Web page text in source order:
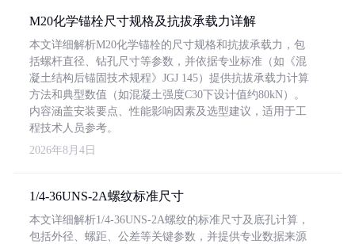
M20化学锚栓尺寸规格及抗拔承载力详解
本文详细解析M20化学锚栓的尺寸规格和抗拔承载力，包
括螺杆直径、钻孔尺寸等参数，并依据专业标准（如《混
凝土结构后锚固技术规程》JGJ 145）提供抗拔承载力计算
方法和典型数值（如混凝土强度C30下设计值约80kN）。
内容涵盖安装要点、性能影响因素及选型建议，适用于工
程技术人员参考。
2026年8月4日
1/4-36UNS-2A螺纹标准尺寸
本文详细解析1/4-36UNS-2A螺纹的标准尺寸及底孔计算，
包括外径、螺距、公差等关键参数，并提供专业数据来源